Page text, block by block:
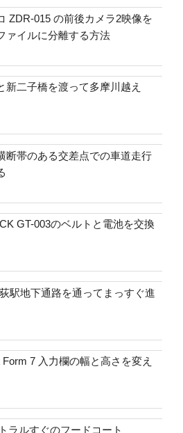
ZDR-015 の前後カメラ2映像を
ァイルに分離する方法
新二子橋を渡って多摩川越え
断帯のある交差点での車道走行
GT-003のベルトと電池を交換
駅地下通路を通ってまっすぐ進
7 入力欄の幅と高さを変え
ラルすぐのフードコート